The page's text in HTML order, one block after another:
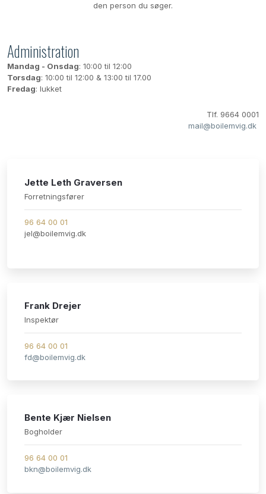
den person du søger.
​Administration
Mandag - Onsdag: 10:00 til 12:00
Torsdag: 10:00 til 12:00 & 13:00 til 17.00
Fredag: lukket
Tlf. 9664 0001
​mail@boilemvig.dk
Jette Leth Graversen
​Forretningsfører
96 64 00 01​
​jel@boilemvig.dk
Frank Drejer
​Inspektør
96 64 00 01
fd@boilemvig.dk
Bente Kjær Nielsen
​Bogholder
96 64 00 01
bkn@boilemvig.dk